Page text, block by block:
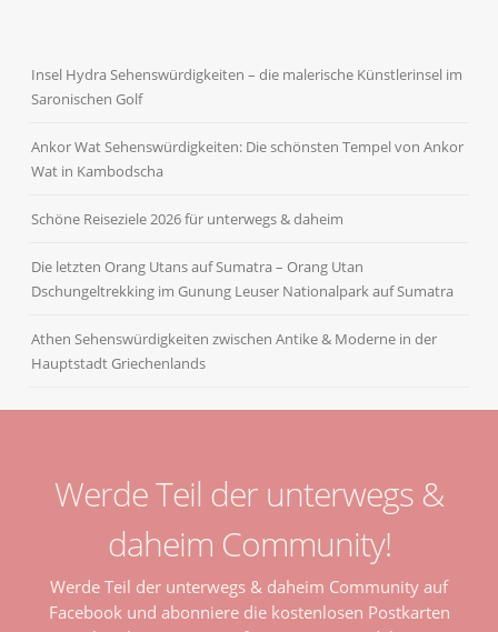
Insel Hydra Sehenswürdigkeiten – die malerische Künstlerinsel im
Saronischen Golf
Ankor Wat Sehenswürdigkeiten: Die schönsten Tempel von Ankor
Wat in Kambodscha
Schöne Reiseziele 2026 für unterwegs & daheim
Die letzten Orang Utans auf Sumatra – Orang Utan
Dschungeltrekking im Gunung Leuser Nationalpark auf Sumatra
Athen Sehenswürdigkeiten zwischen Antike & Moderne in der
Hauptstadt Griechenlands
Werde Teil der unterwegs &
daheim Community!
Werde Teil der unterwegs & daheim Community auf
Facebook und abonniere die kostenlosen Postkarten